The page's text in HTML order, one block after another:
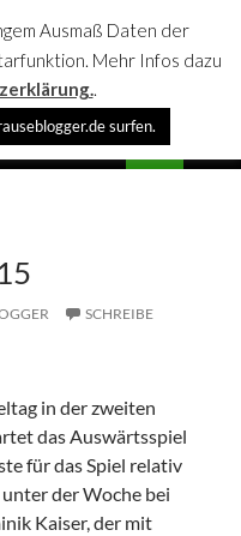
SCHREIBE
in der zweiten
das Auswärtsspiel
für das Spiel relativ
der Woche bei
Kaiser, der mit
Ausmaß Daten der
Mehr Infos dazu
.
surfen.